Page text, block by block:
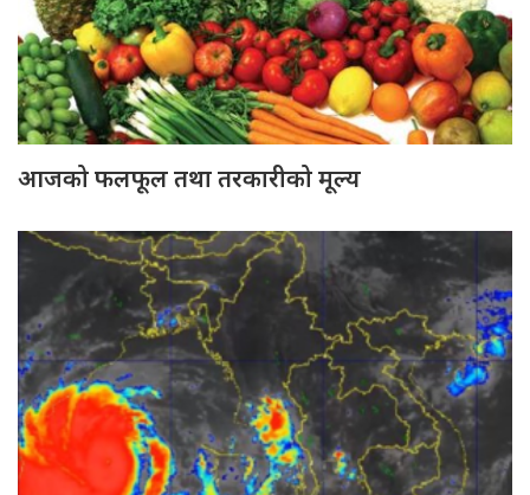
आजको फलफूल तथा तरकारीको मूल्य